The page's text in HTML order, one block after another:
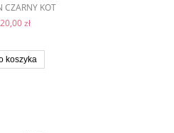
CZARNY KOT
20,00 zł
koszyka